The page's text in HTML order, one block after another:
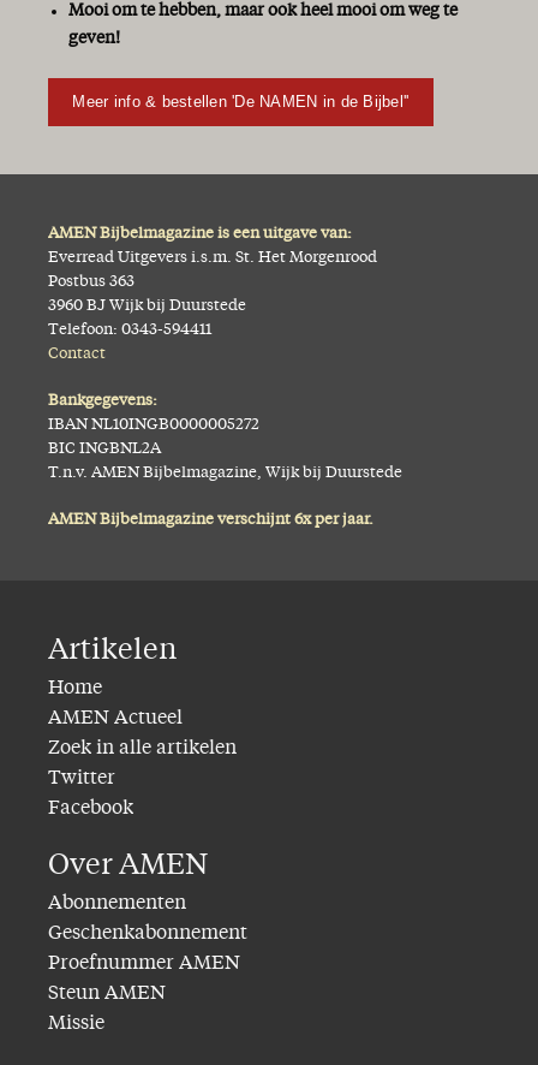
Mooi om te hebben, maar ook heel mooi om weg te
geven!
Meer info & bestellen 'De NAMEN in de Bijbel''
AMEN Bijbelmagazine is een uitgave van:
Everread Uitgevers i.s.m. St. Het Morgenrood
Postbus 363
3960 BJ Wijk bij Duurstede
Telefoon: 0343-594411
Contact
Bankgegevens:
IBAN NL10INGB0000005272
BIC INGBNL2A
T.n.v. AMEN Bijbelmagazine, Wijk bij Duurstede
AMEN Bijbelmagazine verschijnt 6x per jaar.
Artikelen
Home
AMEN Actueel
Zoek in alle artikelen
Twitter
Facebook
Over AMEN
Abonnementen
Geschenkabonnement
Proefnummer AMEN
Steun AMEN
Missie